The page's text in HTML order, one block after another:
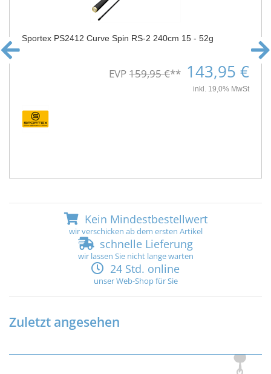
Sportex PS2412 Curve Spin RS-2 240cm 15 - 52g
EVP159,95 €** 143,95 €
inkl. 19,0% MwSt
Kein Mindestbestellwert
wir verschicken ab dem ersten Artikel
schnelle Lieferung
wir lassen Sie nicht lange warten
24 Std. online
unser Web-Shop für Sie
Zuletzt angesehen